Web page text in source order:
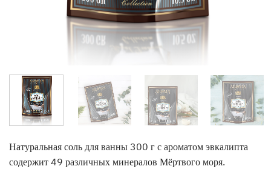
Натуральная соль для ванны 300 г с ароматом эвкалипта
содержит 49 различных минералов Мёртвого моря.